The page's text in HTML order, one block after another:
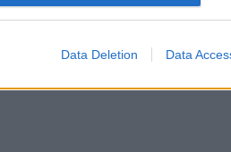
Data Deletion Data